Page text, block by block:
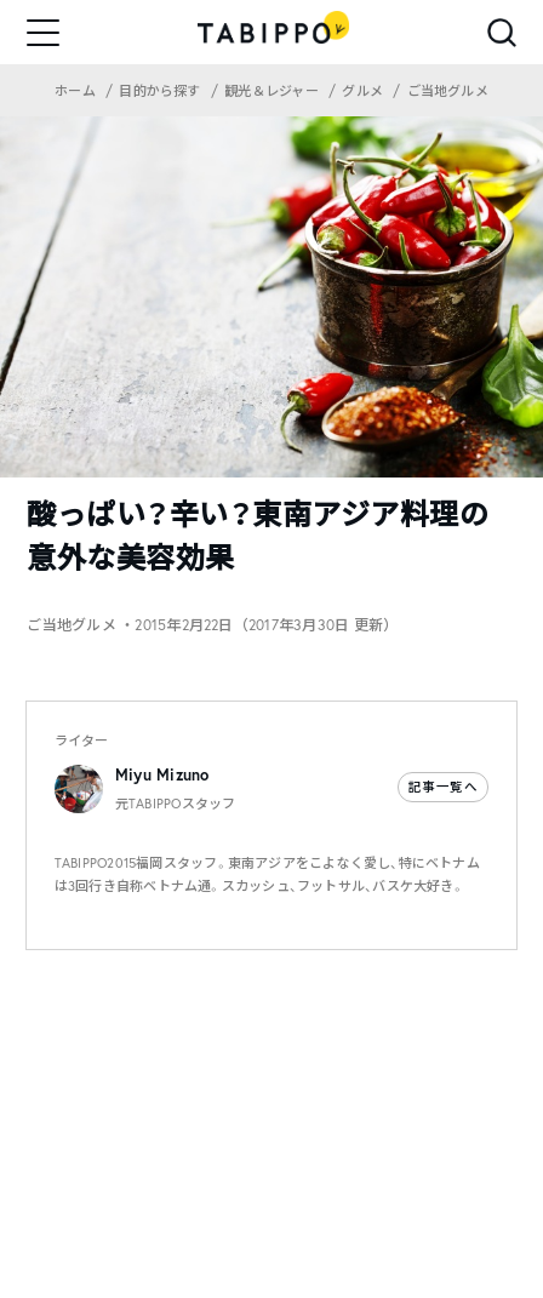
ホーム 目的から探す 観光＆レジャー グルメ ご当地グルメ
酸っぱい？辛い？東南アジア料理の
意外な美容効果
ご当地グルメ ・2015年2月22日（2017年3月30日 更新）
ライター
Miyu Mizuno
元TABIPPOスタッフ
記事一覧へ
TABIPPO2015福岡スタッフ。東南アジアをこよなく愛し、特にベトナム
は3回行き自称ベトナム通。スカッシュ、フットサル、バスケ大好き。